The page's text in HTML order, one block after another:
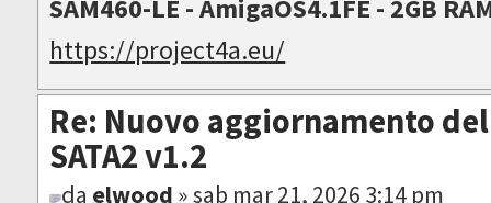
SAM460-LE - AmigaOS4.1FE - 2GB
https://project4a.eu/
Re: Nuovo aggiornamento
SATA2 v1.2
da elwood » sab mar 21, 2026 3:14 pm